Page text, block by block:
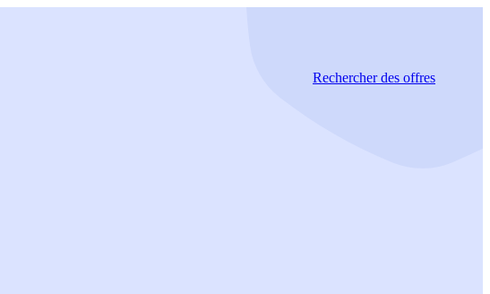
Rechercherdes offres